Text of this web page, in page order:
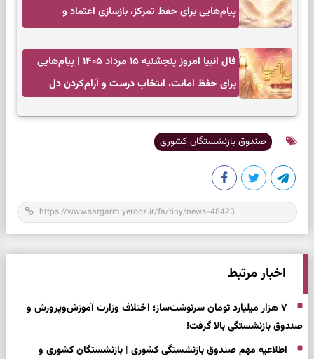
پیام‌هایی برای حفظ تمرکز، بازسازی اعتماد و
فال انبیا امروز پنجشنبه ۱۵ مرداد ۱۴۰۵ | پیام‌هایی
برای حفظ امانت، انتخاب درست و آرام‌کردن دل
صندوق بازنشستگان کشوری
اخبار مرتبط
۷ هزار میلیارد تومان سرنوشت‌ساز؛ اختلاف وزارت آموزش‌وپرورش و
صندوق بازنشستگی بالا گرفت!
اطلاعیه مهم صندوق بازنشستگی کشوری | بازنشستگان کشوری و